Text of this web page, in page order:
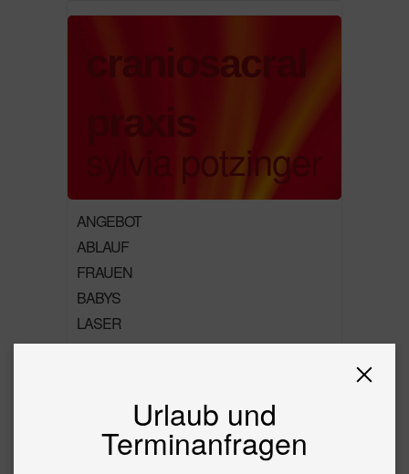
craniosacral
praxis
sylvia potzinger
ANGEBOT
ABLAUF
FRAUEN
BABYS
LASER
PREIS
ÜBER MICH
Laser
Urlaub und
Terminanfragen